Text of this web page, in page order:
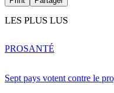
LES PLUS LUS
Sept pays votent contre le
PROSANTÉ